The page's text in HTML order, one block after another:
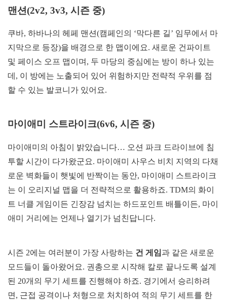
맨션(2v2, 3v3, 시즌 중)
쿠바, 하바나의 헤페 맨션(캠페인의 ‘막다른 길’ 임무에서 마
지막으로 등장)을 배경으로 한 맵이에요. 새로운 건파이트
및 페이스 오프 맵이며, 두 마당의 중심에는 방이 하나 있는
데, 이 방에는 노출되어 있어 위험하지만 전략적 우위를 점
할 수 있는 발코니가 있어요.
마이애미 스트라이크(6v6, 시즌 중)
마이애미의 아침이 밝았습니다… 오션 파크 드라이브에 침
투할 시간이 다가왔군요. 마이애미 사우스 비치 지역의 다채
로운 벽화들이 햇빛에 반짝이는 동안, 마이애미 스트라이크
는 이 오리지널 맵을 더 전략적으로 활용하죠. TDM의 화이
트 너클 게임이든 긴장감 넘치는 하드포인트 배틀이든, 마이
애미 거리에는 언제나 열기가 넘친답니다.
시즌 2에는 여러분이 가장 사랑하는 건 게임과 같은 새로운
모드들이 돌아왔어요. 권총으로 시작해 칼로 끝나도록 설계
된 20개의 무기 세트를 진행해야 하죠. 경기에서 승리하려
면, 근접 공격이나 처형으로 처치하여 적의 무기 세트를 한